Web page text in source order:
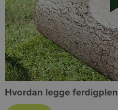
Hvordan legge ferdigplen